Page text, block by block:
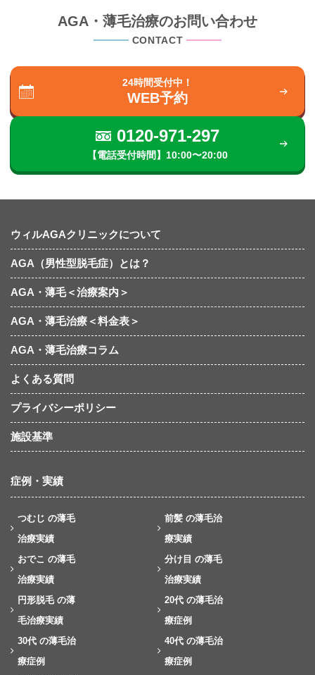
AGA・薄毛治療のお問い合わせ
CONTACT
24時間受付中！
WEB予約
0120-971-297
【電話受付時間】10:00〜20:00
ウィルAGAクリニックについて
AGA（男性型脱毛症）とは？
AGA・薄毛＜治療案内＞
AGA・薄毛治療＜料金表＞
AGA・薄毛治療コラム
よくある質問
プライバシーポリシー
施設基準
症例・実績
つむじ の薄毛
治療実績
前髪 の薄毛治
療実績
おでこ の薄毛
治療実績
分け目 の薄毛
治療実績
円形脱毛 の薄
毛治療実績
20代 の薄毛治
療症例
30代 の薄毛治
療症例
40代 の薄毛治
療症例